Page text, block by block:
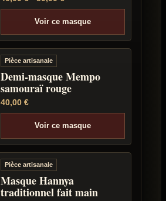
Voir ce masque
Pièce artisanale
Demi-masque Mempo
samouraï rouge
40,00 €
Voir ce masque
Pièce artisanale
Masque Hannya
traditionnel fait main